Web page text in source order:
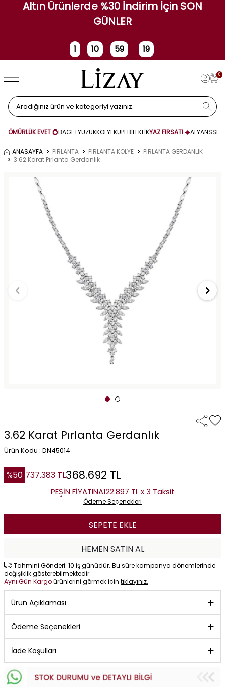
Altın Ürünlerde %30 İndirim İçin SON
GÜNLER
1
Gün
10
Saat
59 18
0
ÖMÜRLÜK EVET 💍BAGETYÜZÜKKOLYEKÜPEBİLEKLİKYAZ FIRSATI ☀️ALYANS
ANASAYFA PIRLANTA PIRLANTA KOLYE
PIRLANTA GERDANLIK
3.62 Karat Pırlanta Gerdanlık
3.62 Karat Pırlanta Gerdanlık
Ürün Kodu : DN45014
%50 737.383TL368.692 TL
PEŞİN FİYATINA122.897 TL x 3 Taksit
Ödeme Seçenekleri
SEPETE EKLE
HEMEN SATIN AL
Tahmini Gönderi: 10 iş günüdür. Bu süre kampanya dönemlerinde
değişiklik gösterebilmektedir.
Aynı Gün Kargoürünlerini görmek için tıklayınız.
Ürün Açıklaması
Ödeme Seçenekleri
İade Koşulları